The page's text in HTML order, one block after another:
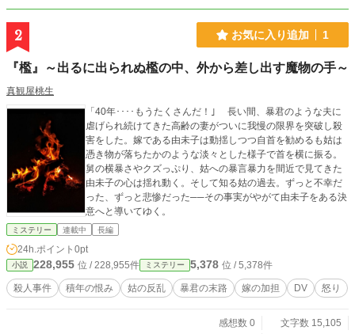
2 お気に入り追加 1
『檻』～出るに出られぬ檻の中、外から差し出す魔物の手～
真観屋桃生
「40年････もうたくさんだ！｣ 長い間、暴君のような夫に
虐げられ続けてきた高齢の妻がついに我慢の限界を突破し殺
害をした。嫁である由未子は動揺しつつ自首を勧めるも姑は
憑き物が落ちたかのような淡々とした様子で首を横に振る。
舅の横暴さやクズっぷり、姑への暴言暴力を間近で見てきた
由未子の心は揺れ動く。そして知る姑の過去。ずっと不幸だ
った、ずっと悲惨だった──その事実がやがて由未子をある決
意へと導いてゆく。
ミステリー 連載中 長編
24h.ポイント 0pt
小説 228,955 位 / 228,955件 ミステリー 5,378 位 / 5,378件
殺人事件 積年の恨み 姑の反乱 暴君の末路 嫁の加担 DV 怒り
感想数 0
文字数 15,105